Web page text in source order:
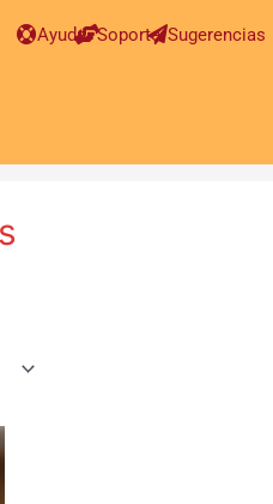
Ayuda Soporte Sugerencias